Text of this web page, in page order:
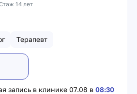
14 лет
Терапевт
запись в клинике 07.08 в 08:30